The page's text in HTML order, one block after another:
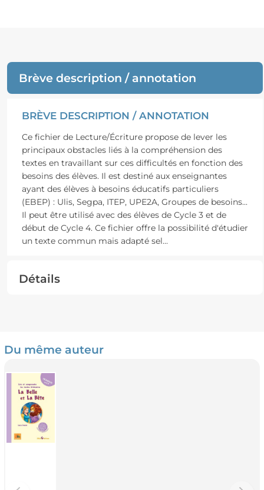
Brève description / annotation
BRÈVE DESCRIPTION / ANNOTATION
Ce fichier de Lecture/Écriture propose de lever les
principaux obstacles liés à la compréhension des
textes en travaillant sur ces difficultés en fonction des
besoins des élèves. Il est destiné aux enseignantes
ayant des élèves à besoins éducatifs particuliers
(EBEP) : Ulis, Segpa, ITEP, UPE2A, Groupes de besoins...
Il peut être utilisé avec des élèves de Cycle 3 et de
début de Cycle 4. Ce fichier offre la possibilité d'étudier
un texte commun mais adapté sel...
Détails
Du même auteur